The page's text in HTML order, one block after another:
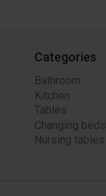
Categories
Bathroom
Kitchen
Tables
Changing beds
Nursing tables